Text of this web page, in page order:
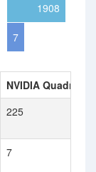
1908
7
NVIDIA Quadro4
225
7